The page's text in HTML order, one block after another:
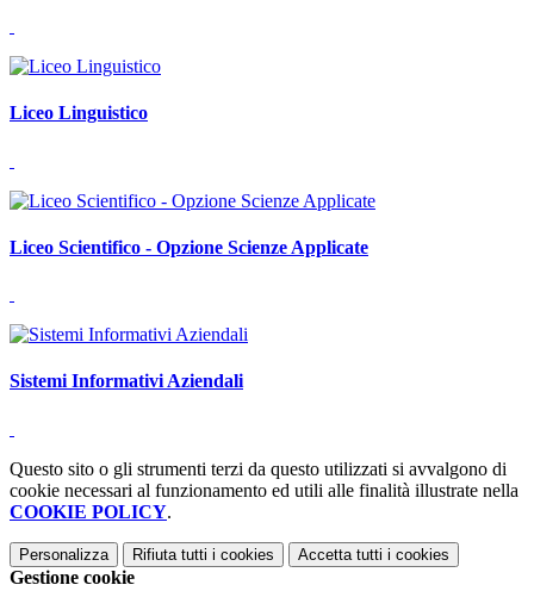
Liceo Linguistico
Liceo Scientifico - Opzione Scienze Applicate
Sistemi Informativi Aziendali
Questo sito o gli strumenti terzi da questo utilizzati si avvalgono di
cookie necessari al funzionamento ed utili alle finalità illustrate nella
COOKIE POLICY.
Personalizza Rifiuta tutti i cookies Accetta tutti i cookies
Gestione cookie